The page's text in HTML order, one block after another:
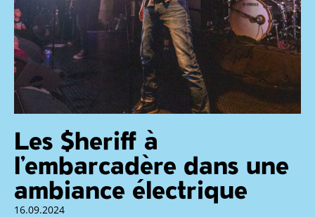
Les $heriff à
l’embarcadère dans une
ambiance électrique
16.09.2024